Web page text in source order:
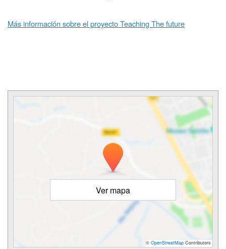
Más información sobre el proyecto Teaching The future
Ver mapa
© OpenStreetMap Contributors